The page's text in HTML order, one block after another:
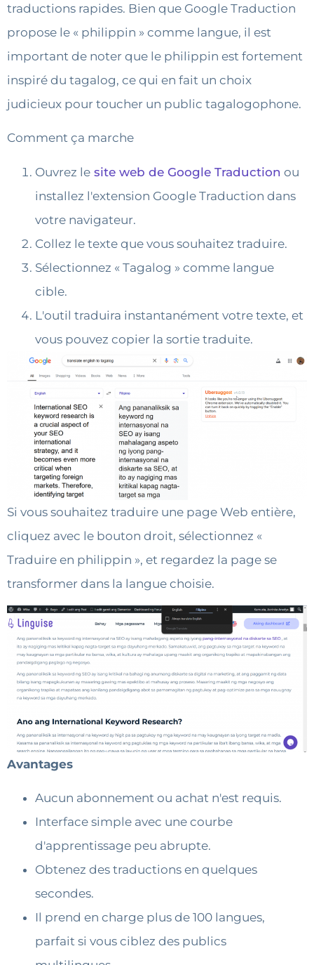
traductions rapides. Bien que Google Traduction
propose le « philippin » comme langue, il est
important de noter que le philippin est fortement
inspiré du tagalog, ce qui en fait un choix
judicieux pour toucher un public tagalogophone.
Comment ça marche
Ouvrez le site web de Google Traduction ou
installez l'extension Google Traduction dans
votre navigateur.
Collez le texte que vous souhaitez traduire.
Sélectionnez « Tagalog » comme langue
cible.
L'outil traduira instantanément votre texte, et
vous pouvez copier la sortie traduite.
Si vous souhaitez traduire une page Web entière,
cliquez avec le bouton droit, sélectionnez «
Traduire en philippin », et regardez la page se
transformer dans la langue choisie.
Avantages
Aucun abonnement ou achat n'est requis.
Interface simple avec une courbe
d'apprentissage peu abrupte.
Obtenez des traductions en quelques
secondes.
Il prend en charge plus de 100 langues,
parfait si vous ciblez des publics